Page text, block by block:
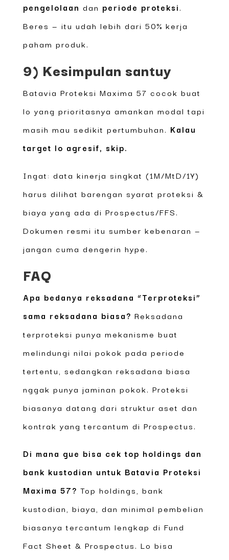
pengelolaan dan periode proteksi.
Beres — itu udah lebih dari 50% kerja
paham produk.
9) Kesimpulan santuy
Batavia Proteksi Maxima 57 cocok buat
lo yang prioritasnya amankan modal tapi
masih mau sedikit pertumbuhan. Kalau
target lo agresif, skip.
Ingat: data kinerja singkat (1M/MtD/1Y)
harus dilihat barengan syarat proteksi &
biaya yang ada di Prospectus/FFS.
Dokumen resmi itu sumber kebenaran —
jangan cuma dengerin hype.
FAQ
Apa bedanya reksadana “Terproteksi”
sama reksadana biasa? Reksadana
terproteksi punya mekanisme buat
melindungi nilai pokok pada periode
tertentu, sedangkan reksadana biasa
nggak punya jaminan pokok. Proteksi
biasanya datang dari struktur aset dan
kontrak yang tercantum di Prospectus.
Di mana gue bisa cek top holdings dan
bank kustodian untuk Batavia Proteksi
Maxima 57? Top holdings, bank
kustodian, biaya, dan minimal pembelian
biasanya tercantum lengkap di Fund
Fact Sheet & Prospectus. Lo bisa